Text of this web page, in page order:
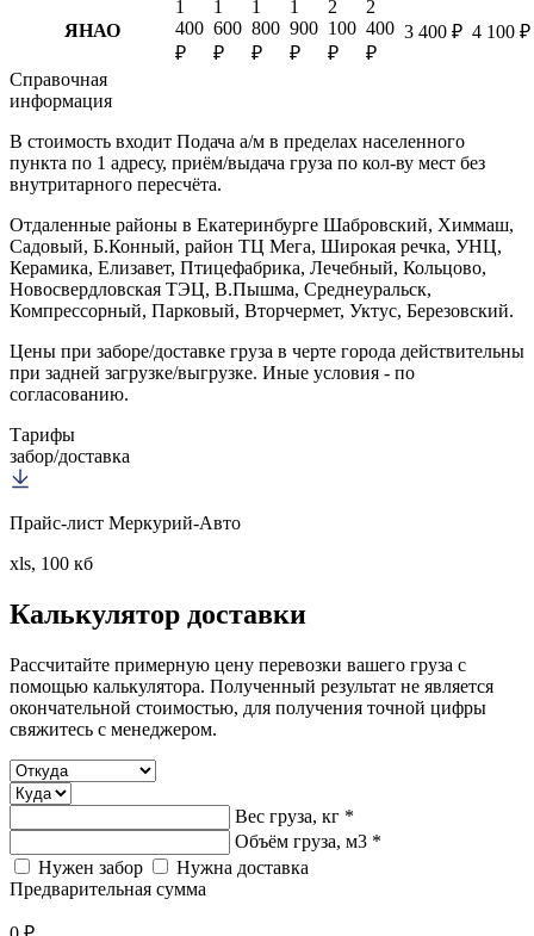
ЯНАО
1
400
₽
1
600
₽
1
800
₽
1
900
₽
2
100
₽
2
400
₽
3 400 ₽ 4 100 ₽
Справочная
информация
В стоимость входит Подача а/м в пределах населенного
пункта по 1 адресу, приём/выдача груза по кол-ву мест без
внутритарного пересчёта.
Отдаленные районы в Екатеринбурге Шабровский, Химмаш,
Садовый, Б.Конный, район ТЦ Мега, Широкая речка, УНЦ,
Керамика, Елизавет, Птицефабрика, Лечебный, Кольцово,
Новосвердловская ТЭЦ, В.Пышма, Среднеуральск,
Компрессорный, Парковый, Вторчермет, Уктус, Березовский.
Цены при заборе/доставке груза в черте города действительны
при задней загрузке/выгрузке. Иные условия - по
согласованию.
Тарифы
забор/доставка
Прайс-лист Меркурий-Авто
xls, 100 кб
Калькулятор доставки
Рассчитайте примерную цену перевозки вашего груза с
помощью калькулятора. Полученный результат не является
окончательной стоимостью, для получения точной цифры
свяжитесь с менеджером.
Вес груза, кг *
Объём груза, м3 *
Нужен забор
Нужна доставка
Предварительная сумма